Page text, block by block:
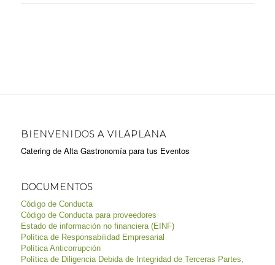
BIENVENIDOS A VILAPLANA
Catering de Alta Gastronomía para tus Eventos
DOCUMENTOS
Código de Conducta
Código de Conducta para proveedores
Estado de información no financiera (EINF)
Política de Responsabilidad Empresarial
Política Anticorrupción
Política de Diligencia Debida de Integridad de Terceras Partes,